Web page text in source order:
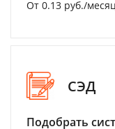
От 0.13 руб./
СЭД
Подобрать